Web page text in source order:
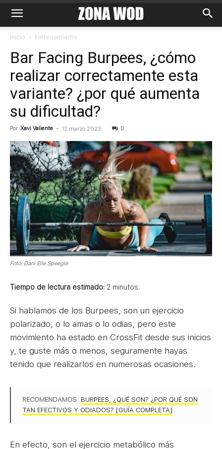
Inicio Entrenamiento
Bar Facing Burpees, ¿cómo
realizar correctamente esta
variante? ¿por qué aumenta
su dificultad?
Por Xavi Valiente - 12 marzo 2023 0
Foto: Dani Elle Speegle
Tiempo de lectura estimado: 2 minutos.
Si hablamos de los Burpees, son un ejercicio
polarizado, o lo amas o lo odias, pero este
movimiento ha estado en CrossFit desde sus inicios
y, te guste más o menos, seguramente hayas
tenido que realizarlos en numerosas ocasiones.
RECOMENDAMOS BURPEES, ¿QUÉ SON? ¿POR QUÉ SON
TAN EFECTIVOS Y ODIADOS? [GUÍA COMPLETA]
En efecto, son el ejercicio metabólico más